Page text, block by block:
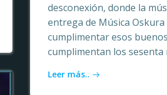
desconexión, donde la
entrega de Música
cumplimentar esos
cumplimentan los
Leer más..